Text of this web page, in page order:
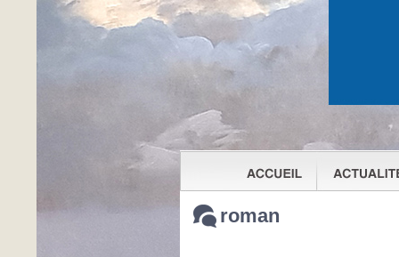
roman